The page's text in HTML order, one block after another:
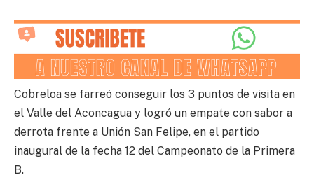
Cobreloa se farreó conseguir los 3 puntos de visita en
el Valle del Aconcagua y logró un empate con sabor a
derrota frente a Unión San Felipe, en el partido
inaugural de la fecha 12 del Campeonato de la Primera
B.